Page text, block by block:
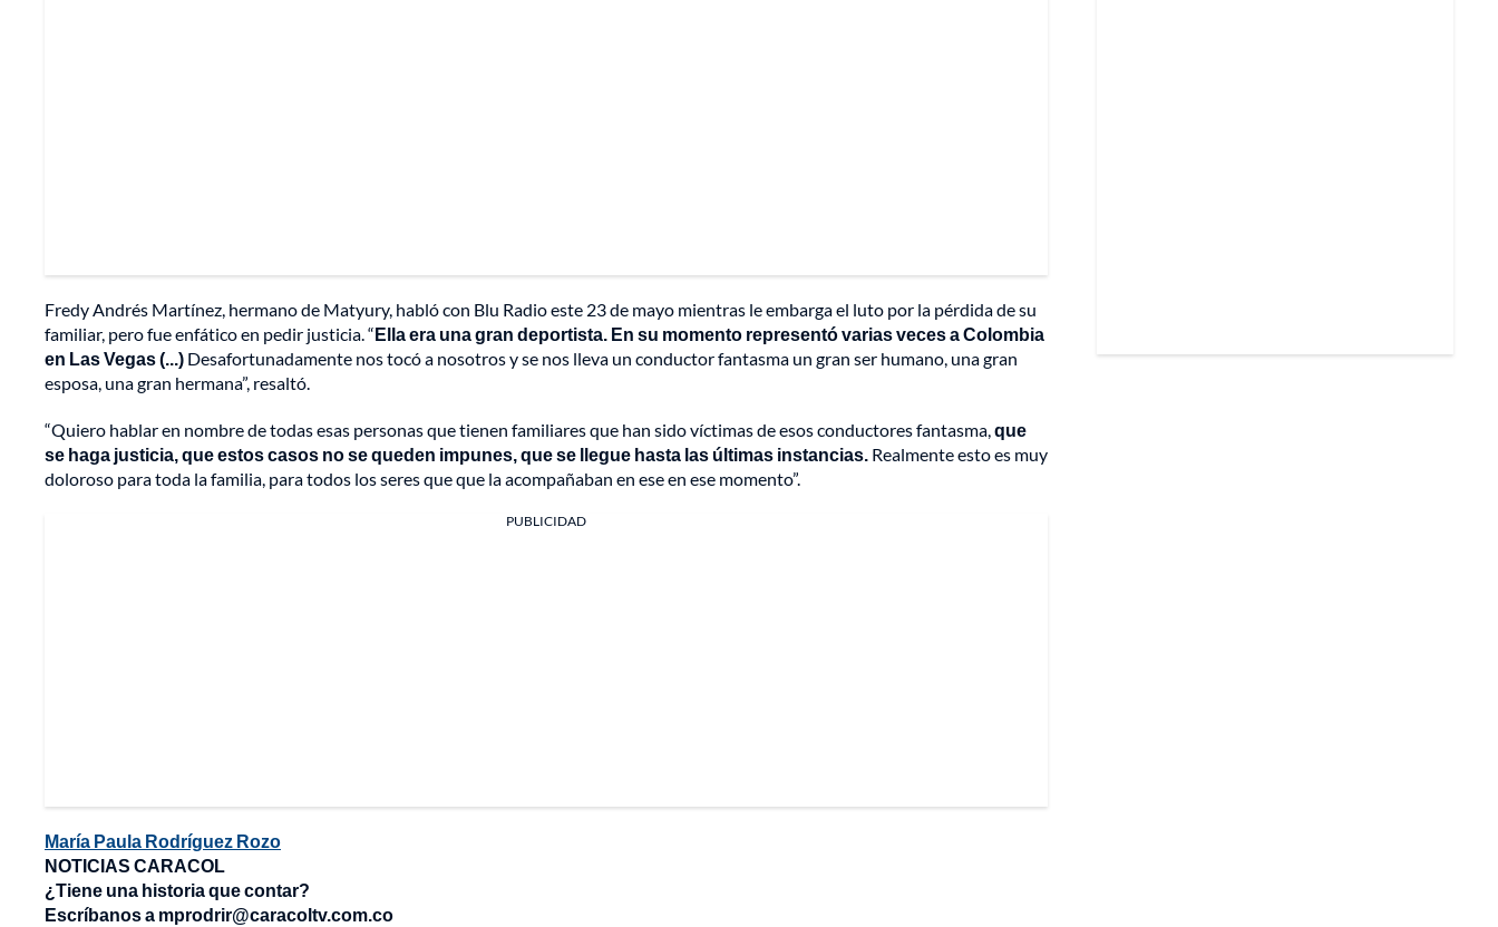
Fredy Andrés Martínez, hermano de Matyury, habló con Blu Radio este 23 de mayo mientras le embarga el luto por la pérdida de su
familiar, pero fue enfático en pedir justicia. “Ella era una gran deportista. En su momento representó varias veces a Colombia
en Las Vegas (...) Desafortunadamente nos tocó a nosotros y se nos lleva un conductor fantasma un gran ser humano, una gran
esposa, una gran hermana”, resaltó.
“Quiero hablar en nombre de todas esas personas que tienen familiares que han sido víctimas de esos conductores fantasma,que
se haga justicia, que estos casos no se queden impunes, que se llegue hasta las últimas instancias. Realmente esto es muy
doloroso para toda la familia, para todos los seres que que la acompañaban en ese en ese momento”.
PUBLICIDAD
María Paula Rodríguez Rozo
NOTICIAS CARACOL
¿Tiene una historia que contar?
Escríbanos a mprodrir@caracoltv.com.co